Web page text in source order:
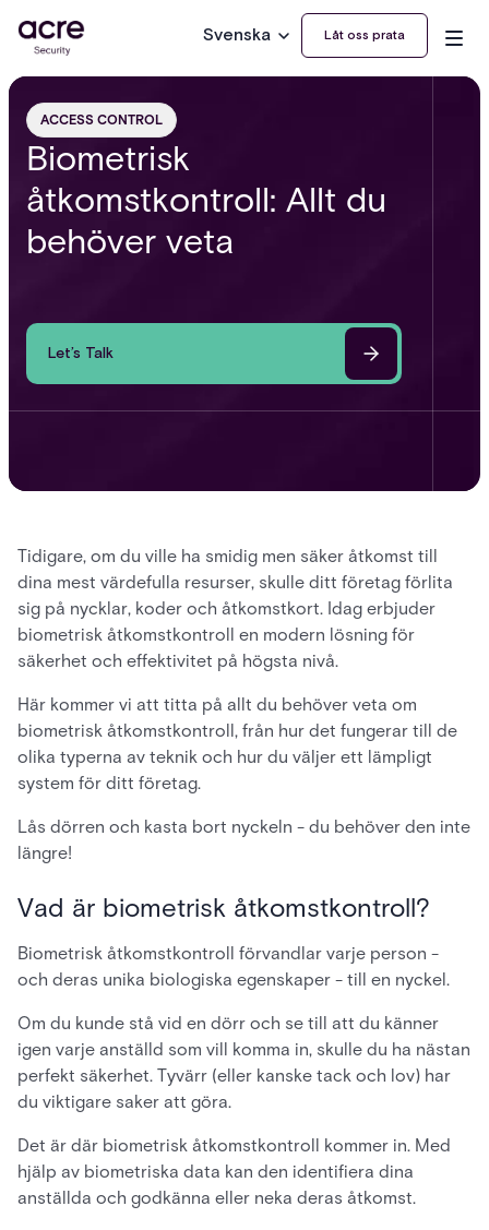
Svenska Låt oss prata
ACCESS CONTROL
Biometrisk
åtkomstkontroll: Allt du
behöver veta
Let’s Talk
Tidigare, om du ville ha smidig men säker åtkomst till
dina mest värdefulla resurser, skulle ditt företag förlita
sig på nycklar, koder och åtkomstkort. Idag erbjuder
biometrisk åtkomstkontroll en modern lösning för
säkerhet och effektivitet på högsta nivå.
Här kommer vi att titta på allt du behöver veta om
biometrisk åtkomstkontroll, från hur det fungerar till de
olika typerna av teknik och hur du väljer ett lämpligt
system för ditt företag.
Lås dörren och kasta bort nyckeln - du behöver den inte
längre!
Vad är biometrisk åtkomstkontroll?
Biometrisk åtkomstkontroll förvandlar varje person -
och deras unika biologiska egenskaper - till en nyckel.
Om du kunde stå vid en dörr och se till att du känner
igen varje anställd som vill komma in, skulle du ha nästan
perfekt säkerhet. Tyvärr (eller kanske tack och lov) har
du viktigare saker att göra.
Det är där biometrisk åtkomstkontroll kommer in. Med
hjälp av biometriska data kan den identifiera dina
anställda och godkänna eller neka deras åtkomst.